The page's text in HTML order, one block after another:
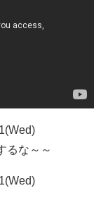
るな～～